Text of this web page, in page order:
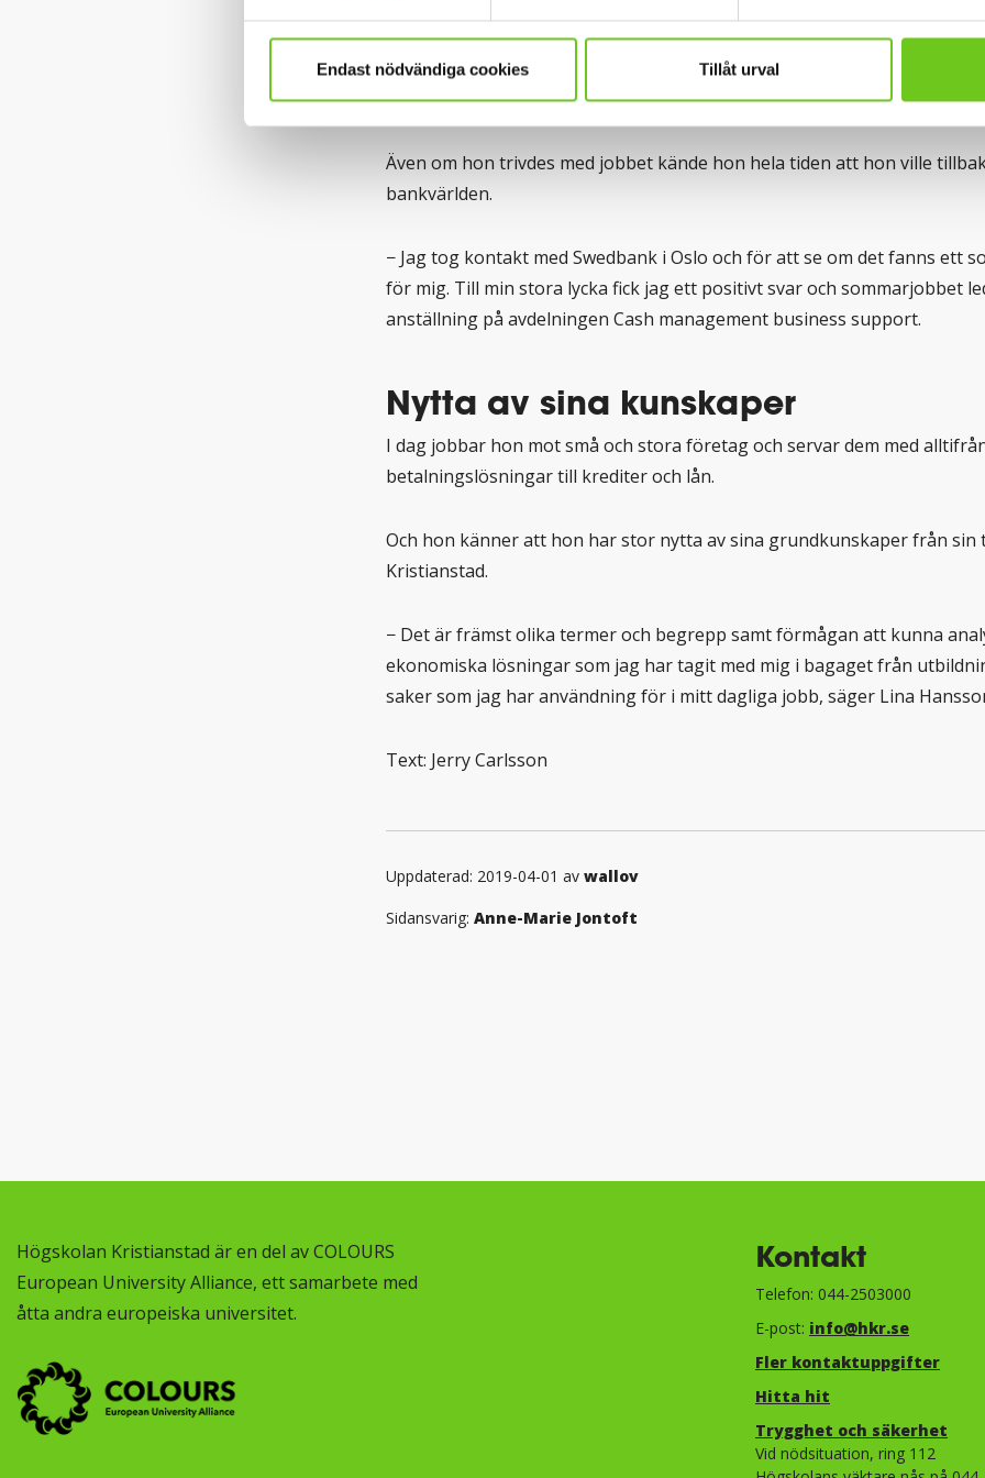
Endast nödvändiga cookies Tillåt urval
2012 tog Lina sin kandidatexamen och därefter valde hon att söka
hade alltid haft en dröm om att få jobba utomlands och fick först denna
servitris i en fjällstuga i Haukeliseter.
Även om hon trivdes med jobbet kände hon hela tiden att hon ville
bankvärlden.
− Jag tog kontakt med Swedbank i Oslo och för att se om det fanns ett
för mig. Till min stora lycka fick jag ett positivt svar och sommarjobbet
anställning på avdelningen Cash management business support.
Nytta av sina kunskaper
I dag jobbar hon mot små och stora företag och servar dem med
betalningslösningar till krediter och lån.
Och hon känner att hon har stor nytta av sina grundkunskaper från sin
Kristianstad.
− Det är främst olika termer och begrepp samt förmågan att kunna
ekonomiska lösningar som jag har tagit med mig i bagaget från
saker som jag har användning för i mitt dagliga jobb, säger Lina
Text: Jerry Carlsson
Uppdaterad: 2019-04-01 av wallov
Sidansvarig: Anne-Marie Jontoft
Högskolan Kristianstad är en del av COLOURS
European University Alliance, ett samarbete med
åtta andra europeiska universitet.
Kontakt
Telefon: 044-2503000
E-post: info@hkr.se
Fler kontaktuppgifter
Hitta hit
Trygghet och säkerhet​​​​​​​​​​​
Vid nödsituation, ring 112